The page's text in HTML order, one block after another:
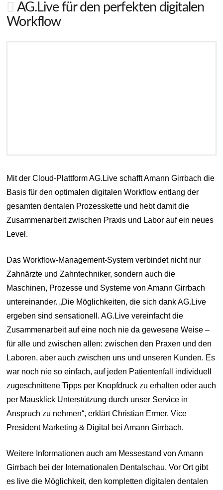
AG.Live für den perfekten digitalen
Workflow
Mit der Cloud-Plattform AG.Live schafft Amann Girrbach die
Basis für den optimalen digitalen Workflow entlang der
gesamten dentalen Prozesskette und hebt damit die
Zusammenarbeit zwischen Praxis und Labor auf ein neues
Level.
Das Workflow-Management-System verbindet nicht nur
Zahnärzte und Zahntechniker, sondern auch die
Maschinen, Prozesse und Systeme von Amann Girrbach
untereinander. „Die Möglichkeiten, die sich dank AG.Live
ergeben sind sensationell. AG.Live vereinfacht die
Zusammenarbeit auf eine noch nie da gewesene Weise –
für alle und zwischen allen: zwischen den Praxen und den
Laboren, aber auch zwischen uns und unseren Kunden. Es
war noch nie so einfach, auf jeden Patientenfall individuell
zugeschnittene Tipps per Knopfdruck zu erhalten oder auch
per Mausklick Unterstützung durch unser Service in
Anspruch zu nehmen“, erklärt Christian Ermer, Vice
President Marketing & Digital bei Amann Girrbach.
Weitere Informationen auch am Messestand von Amann
Girrbach bei der Internationalen Dentalschau. Vor Ort gibt
es live die Möglichkeit, den kompletten digitalen dentalen